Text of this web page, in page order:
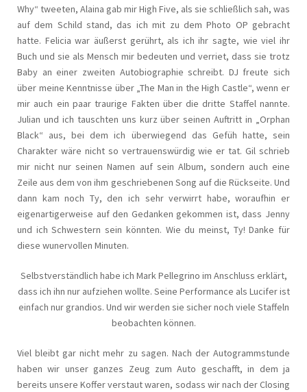
Why“ tweeten, Alaina gab mir High Five, als sie schließlich sah, was
auf dem Schild stand, das ich mit zu dem Photo OP gebracht
hatte. Felicia war äußerst gerührt, als ich ihr sagte, wie viel ihr
Buch und sie als Mensch mir bedeuten und verriet, dass sie trotz
Baby an einer zweiten Autobiographie schreibt. DJ freute sich
über meine Kenntnisse über „The Man in the High Castle“, wenn er
mir auch ein paar traurige Fakten über die dritte Staffel nannte.
Julian und ich tauschten uns kurz über seinen Auftritt in „Orphan
Black“ aus, bei dem ich überwiegend das Gefüh hatte, sein
Charakter wäre nicht so vertrauenswürdig wie er tat. Gil schrieb
mir nicht nur seinen Namen auf sein Album, sondern auch eine
Zeile aus dem von ihm geschriebenen Song auf die Rückseite. Und
dann kam noch Ty, den ich sehr verwirrt habe, woraufhin er
eigenartigerweise auf den Gedanken gekommen ist, dass Jenny
und ich Schwestern sein könnten. Wie du meinst, Ty! Danke für
diese wunervollen Minuten.
Selbstverständlich habe ich Mark Pellegrino im Anschluss erklärt,
dass ich ihn nur aufziehen wollte. Seine Performance als Lucifer ist
einfach nur grandios. Und wir werden sie sicher noch viele Staffeln
beobachten können.
Viel bleibt gar nicht mehr zu sagen. Nach der Autogrammstunde
haben wir unser ganzes Zeug zum Auto geschafft, in dem ja
bereits unsere Koffer verstaut waren, sodass wir nach der Closing